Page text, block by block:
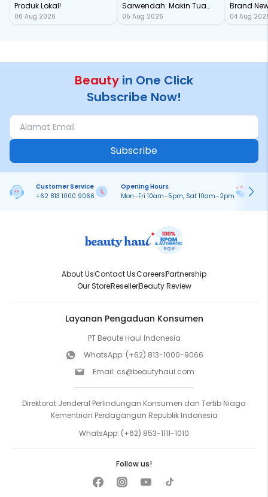
Produk Lokal!
06 Aug 2026
Sarwendah: Makin Tua
Semakin Glowing
05 Aug 2026
Brand
Baru
04 Aug
Beauty in One Click
Subscribe Now!
Subscribe
Customer Service
+62 813 1000 9066
Opening Hours
Mon–Fri 10am–5pm, Sat 10am–2pm
About UsContact UsCareersPartnership
Our StoreResellerBeauty Review
Layanan Pengaduan Konsumen
PT Beaute Haul Indonesia
WhatsApp: (+62) 813-1000-9066
Email: cs@beautyhaul.com
Direktorat Jenderal Perlindungan Konsumen dan Tertib Niaga
Kementrian Perdagangan Republik Indonesia
WhatsApp: (+62) 853-1111-1010
Follow us!